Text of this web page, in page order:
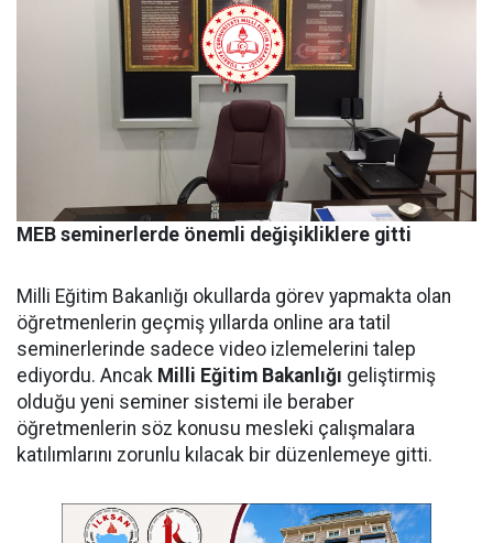
MEB seminerlerde önemli değişikliklere gitti
Milli Eğitim Bakanlığı okullarda görev yapmakta olan
öğretmenlerin geçmiş yıllarda online ara tatil
seminerlerinde sadece video izlemelerini talep
ediyordu. Ancak Milli Eğitim Bakanlığı geliştirmiş
olduğu yeni seminer sistemi ile beraber
öğretmenlerin söz konusu mesleki çalışmalara
katılımlarını zorunlu kılacak bir düzenlemeye gitti.